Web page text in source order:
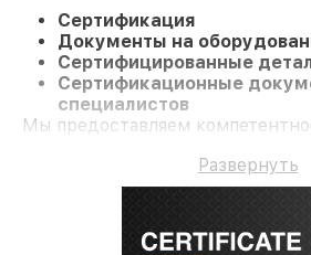
Сертификация
Документы на
Сертифицированные
Сертификационные
специалистов
Мы предоставляем
Развернуть